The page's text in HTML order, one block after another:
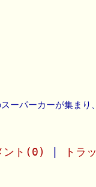
ーパーカーが集まり
ント(0) トラ